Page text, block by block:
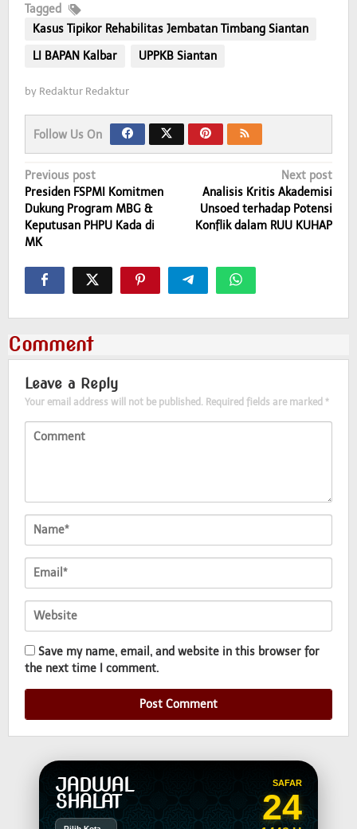
Tagged
Kasus Tipikor Rehabilitas Jembatan Timbang Siantan
LI BAPAN Kalbar
UPPKB Siantan
by Redaktur Redaktur
Follow Us On
Post
navigation
Previous post
Presiden FSPMI Komitmen
Dukung Program MBG &
Keputusan PHPU Kada di
MK
Next post
Analisis Kritis Akademisi
Unsoed terhadap Potensi
Konflik dalam RUU KUHAP
Comment
Leave a Reply
Your email address will not be published. Required fields are marked *
Save my name, email, and website in this browser for
the next time I comment.
JADWAL
SHALAT
SAFAR
24